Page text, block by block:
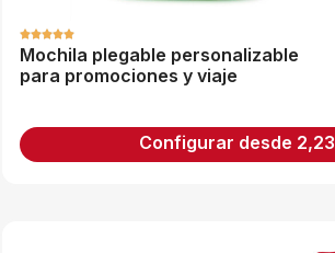
Mochila plegable personalizable
para promociones y viaje
Configurar desde 2,23